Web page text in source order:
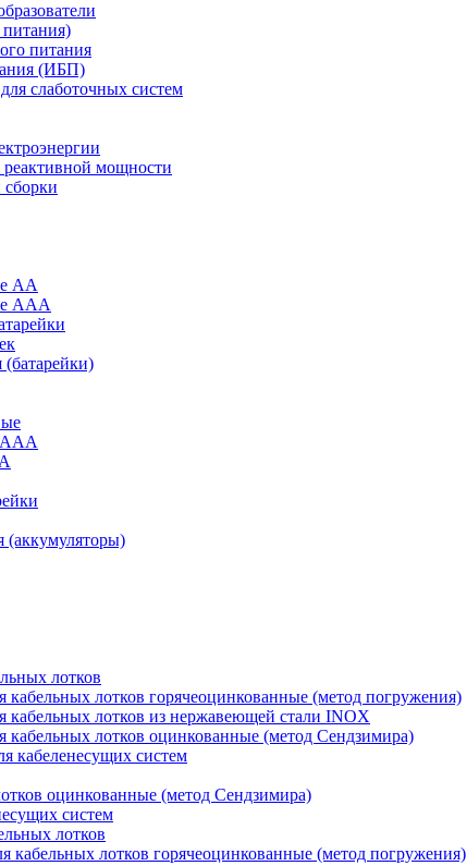
питания
(ИБП)
слаботочных систем
мощности
АА
ААА
ААА
(аккумуляторы)
лотков
лотков горячеоцинкованные (метод погружения)
кабельных лотков из нержавеющей стали INOX
лотков оцинкованные (метод Сендзимира)
кабеленесущих систем
оцинкованные (метод Сендзимира)
систем
лотков
кабельных лотков горячеоцинкованные (метод погружения)